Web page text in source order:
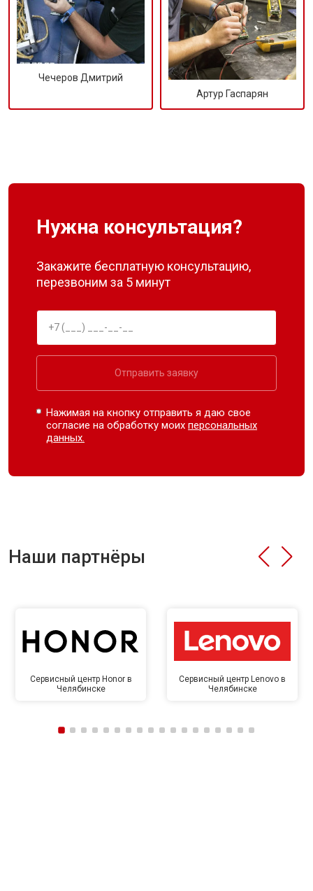
Чечеров Дмитрий
Артур Гаспарян
Нужна консультация?
Закажите бесплатную консультацию,
перезвоним за 5 минут
Отправить заявку
Нажимая на кнопку отправить я даю свое
согласие на обработку моихперсональных
данных.
Наши партнёры
Сервисный центр Honor в
Челябинске
Сервисный центр Lenovo в
Челябинске